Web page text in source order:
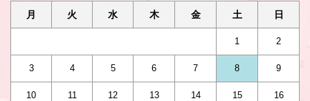
月 火 水 木 金 土 日
1 2
3 4 5 6 7 8 9
10 11 12 13 14 15 16